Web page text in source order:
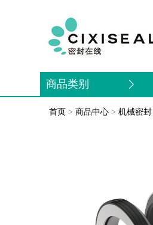
商品类别
首页 > 商品中心 > 机械密封